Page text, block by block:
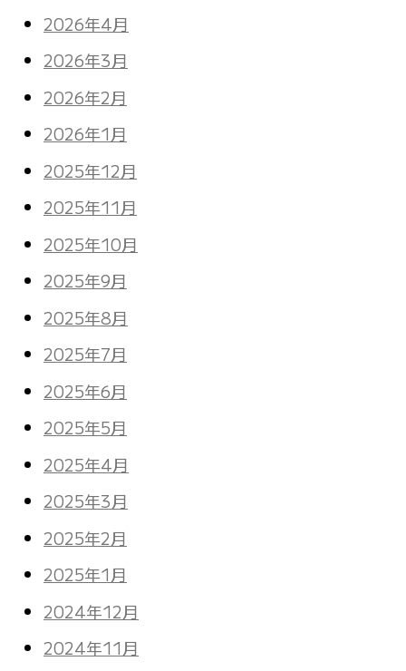
2026年4月
2026年3月
2026年2月
2026年1月
2025年12月
2025年11月
2025年10月
2025年9月
2025年8月
2025年7月
2025年6月
2025年5月
2025年4月
2025年3月
2025年2月
2025年1月
2024年12月
2024年11月